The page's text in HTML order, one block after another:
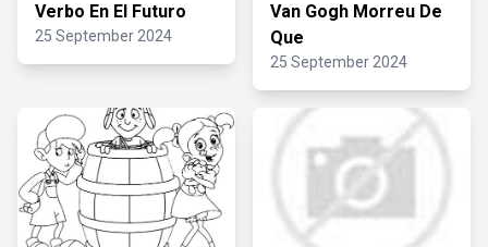
Verbo En El Futuro
25 September 2024
Van Gogh Morreu De
Que
25 September 2024